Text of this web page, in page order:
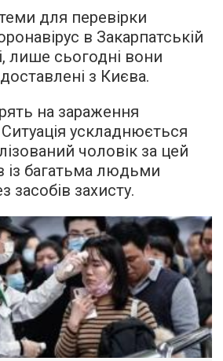
для перевірки
в Закарпатській
лише сьогодні вони
з Києва.
на зараження
ускладнюється
чоловік за цей
із багатьма людьми
засобів захисту.